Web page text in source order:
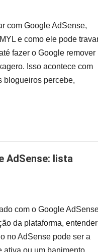
com Google AdSense,
e como ele pode
fazer o Google remover
Isso acontece com
blogueiros percebe,
com o Google
da plataforma, entender
no AdSense pode ser a
ativa ou um banimento